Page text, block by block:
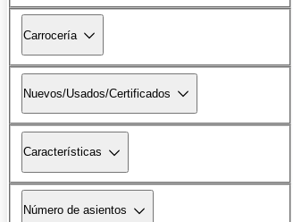
Carrocería
Nuevos/Usados/Certificados
Características
Número de asientos